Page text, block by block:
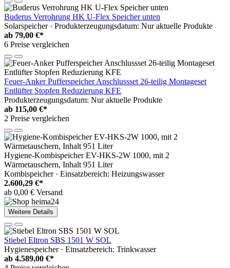
Buderus Verrohrung HK U-Flex Speicher unten
Solarspeicher · Produkterzeugungsdatum: Nur aktuelle Produkte
ab 79,00 €*
6 Preise vergleichen
Feuer-Anker Pufferspeicher Anschlussset 26-teilig Montageset
Entlüfter Stopfen Reduzierung KFE
Produkterzeugungsdatum: Nur aktuelle Produkte
ab 115,00 €*
2 Preise vergleichen
Hygiene-Kombispeicher EV-HKS-2W 1000, mit 2
Wärmetauschern, Inhalt 951 Liter
Kombispeicher · Einsatzbereich: Heizungswasser
2.600,29 €*
ab 0,00 € Versand
Weitere Details
Stiebel Eltron SBS 1501 W SOL
Hygienespeicher · Einsatzbereich: Trinkwasser
ab 4.589,00 €*